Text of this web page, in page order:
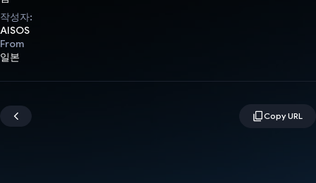
작성자:
AISOS
From
일본